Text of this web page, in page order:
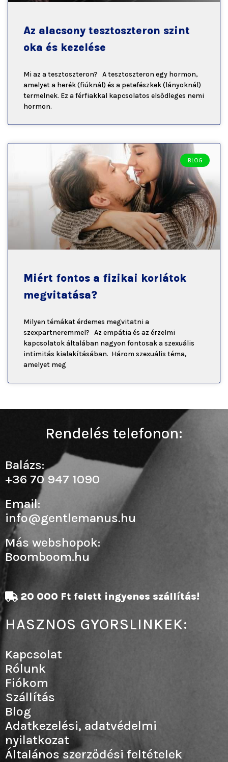
Az alacsony tesztoszteron szint
oka és kezelése
Mi az a tesztoszteron? A tesztoszteron egy hormon,
amelyet a herék (fiúknál) és a petefészkek (lányoknál)
termelnek. Ez a férfiakkal kapcsolatos elsődleges nemi
hormon.
BLOG
Miért fontos a fizikai korlátok
megvitatása?
Milyen témákat érdemes megvitatni a
szexpartneremmel? Az empátia és az érzelmi
kapcsolatok általában nagyon fontosak a szexuális
intimitás kialakításában. Három szexuális téma,
amelyet meg
20 000 Ft felett ingyenes szállítás!
HASZNOS GYORSLINKEK:
Kapcsolat
Rólunk
Fiókom
Szállítás
Blog
Adatkezelési, adatvédelmi
nyilatkozat
Általános szerződési feltételek
Rendelés telefonon:
Balázs:
+36 70 947 1090
Email:
info@gentlemanus.hu
Más webshopok:
Boomboom.hu